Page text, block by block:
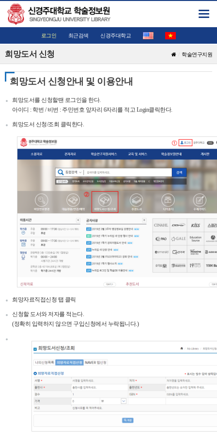
로그인 최근검색 신경주대학교
희망도서 신청 학술연구지원
희망도서 신청안내 및 이용안내
희망도서를 신청할땐 로그인을 한다.
아이디 : 학번 / 비번 : 주민번호 앞자리 6자리를 적고 Login클릭한다.
희망도서 신청/조회 클릭한다.
희망자료직접신청 탭 클릭
신청할 도서와 저자를 적는다.
(정확히 입력하지 않으면 구입신청에서 누락됩니다.)